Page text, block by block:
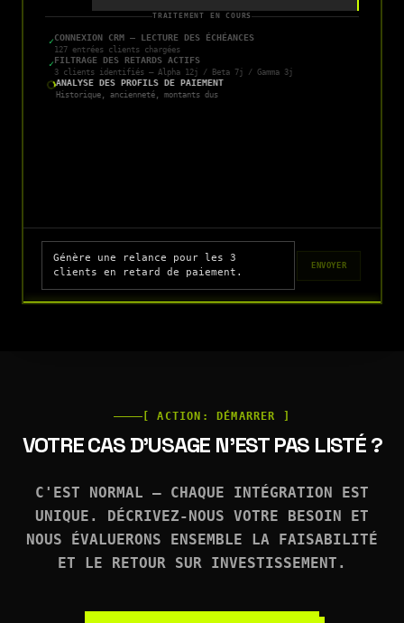
TRAITEMENT EN COURS
✓CONNEXION CRM — LECTURE DES ÉCHÉANCES
127 entrées clients chargées
✓FILTRAGE DES RETARDS ACTIFS
3 clients identifiés — Alpha 12j / Beta 7j / Gamma 3j
ANALYSE DES PROFILS DE PAIEMENT
Historique, ancienneté, montants dus
Génère une relance pour les 3
clients en retard de paiement.
ENVOYER
[ ACTION: DÉMARRER ]
VOTRE CAS D'USAGE N'EST PAS LISTÉ ?
C'EST NORMAL — CHAQUE INTÉGRATION EST
UNIQUE. DÉCRIVEZ-NOUS VOTRE BESOIN ET
NOUS ÉVALUERONS ENSEMBLE LA FAISABILITÉ
ET LE RETOUR SUR INVESTISSEMENT.